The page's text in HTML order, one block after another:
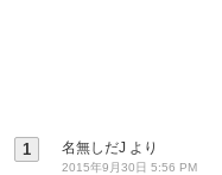
1 名無しだJ より
2015年9月30日 5:56 PM